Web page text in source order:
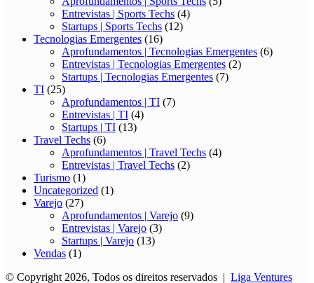
Entrevistas | Sports Techs (4)
Startups | Sports Techs (12)
Tecnologias Emergentes (16)
Aprofundamentos | Tecnologias Emergentes (6)
Entrevistas | Tecnologias Emergentes (2)
Startups | Tecnologias Emergentes (7)
TI (25)
Aprofundamentos | TI (7)
Entrevistas | TI (4)
Startups | TI (13)
Travel Techs (6)
Aprofundamentos | Travel Techs (4)
Entrevistas | Travel Techs (2)
Turismo (1)
Uncategorized (1)
Varejo (27)
Aprofundamentos | Varejo (9)
Entrevistas | Varejo (3)
Startups | Varejo (13)
Vendas (1)
© Copyright 2026, Todos os direitos reservados | Liga Ventures